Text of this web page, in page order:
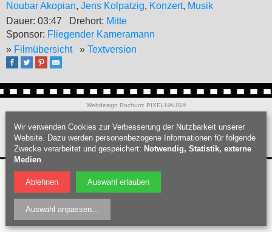
Noubar Akopian, Jens Kolpatzig, Konzert, Musik
Dauer: 03:47
Drehort: Mitte
Sponsor: Fliegender Kameramann
» Filmübersicht » Textversion
Webdesign Bochum: PIXELHAUS®
Datenschutz
Nutzungsbedingungen Impressum | © Bochumschau 2026
Wir verwenden Cookies zur Verbesserung der Nutzbarkeit unserer
Website. Dazu werden personenbezogene Informationen für folgende
Zwecke verarbeitet und gespeichert: Notwendig, Statistik, externe
Medien.
Ablehnen Auswahl erlauben
Auswahl anpassen...